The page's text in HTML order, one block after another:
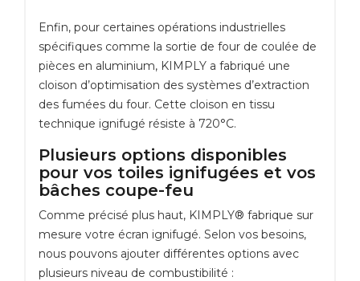
Enfin, pour certaines opérations industrielles
spécifiques comme la sortie de four de coulée de
pièces en aluminium, KIMPLY a fabriqué une
cloison d’optimisation des systèmes d’extraction
des fumées du four. Cette cloison en tissu
technique ignifugé résiste à 720°C.
Plusieurs options disponibles
pour vos toiles ignifugées et vos
bâches coupe-feu
Comme précisé plus haut, KIMPLY® fabrique sur
mesure votre écran ignifugé. Selon vos besoins,
nous pouvons ajouter différentes options avec
plusieurs niveau de combustibilité :